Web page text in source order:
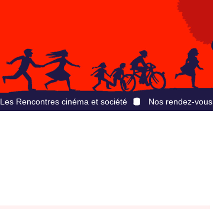
Les Rencontres cinéma et société Nos rendez-vous